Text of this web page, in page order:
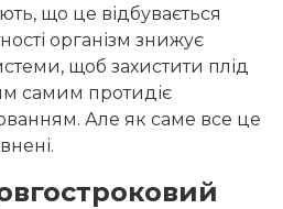
що це відбувається
організм знижує
щоб захистити плід
самим протидіє
Але як саме все це